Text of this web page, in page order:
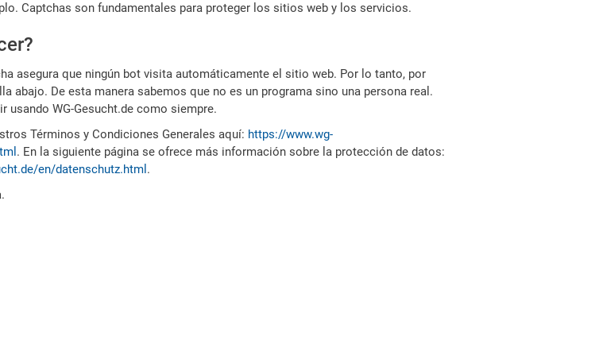
Captchas son fundamentales para proteger los sitios web y los servicios.
asegura que ningún bot visita automáticamente el sitio web. Por lo tanto, por
abajo. De esta manera sabemos que no es un programa sino una persona real.
usando WG-Gesucht.de como siempre.
Términos y Condiciones Generales aquí: https://www.wg-
. En la siguiente página se ofrece más información sobre la protección de datos:
en/datenschutz.html .